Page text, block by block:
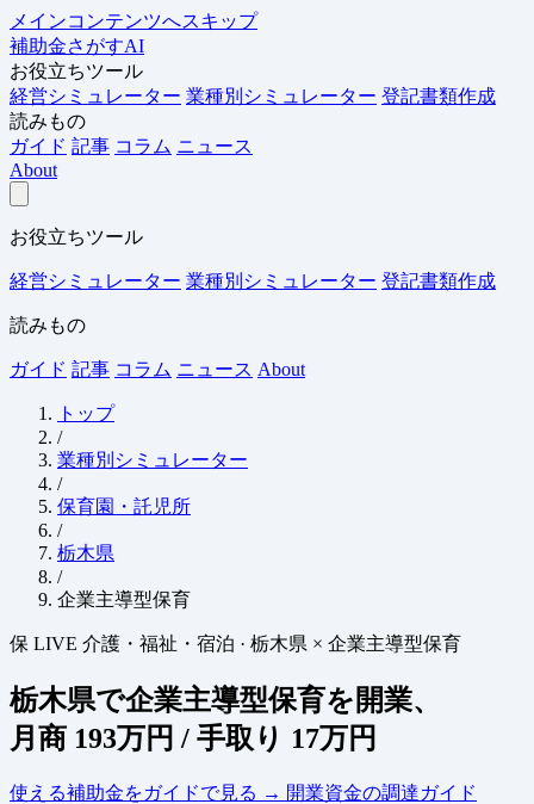
メインコンテンツへスキップ
補助金さがすAI
お役立ちツール
経営シミュレーター 業種別シミュレーター 登記書類作成
読みもの
ガイド 記事 コラム ニュース
About
お役立ちツール
経営シミュレーター 業種別シミュレーター 登記書類作成
読みもの
ガイド 記事 コラム ニュース About
トップ
/
業種別シミュレーター
/
保育園・託児所
/
栃木県
/
企業主導型保育
保 LIVE 介護・福祉・宿泊 · 栃木県 × 企業主導型保育
栃木県で企業主導型保育を開業、
月商 193万円 / 手取り 17万円
使える補助金をガイドで見る → 開業資金の調達ガイド